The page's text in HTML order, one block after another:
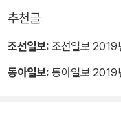
평생 예술을 이야기하면서
거. 그의 수필, 단편 소설,
지평이 얼마나 자유롭고
추천글
조선일보: 조선일보 2019
동아일보: 동아일보 2019